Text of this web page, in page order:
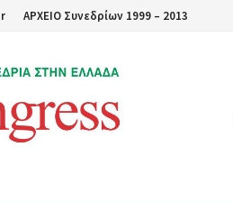
ΑΡΧΕΙΟ Συνεδρίων 1999 – 2013